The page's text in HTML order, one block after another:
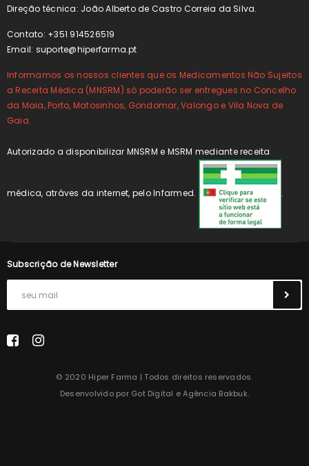
Direção técnica: João Alberto de Castro Correia da Silva.
Contato: +351 914526519
Email: suporte@hiperfarma.pt
Informamos os nossos clientes que os Medicamentos Não Sujeitos
a Receita Médica (MNSRM) só poderão ser entregues no Concelho
da Maia, Porto, Matosinhos, Gondomar, Valongo e Vila Nova de
Gaia.
Autorizado a disponibilizar MNSRM e MSRM mediante receita
médica, atráves da internet, pelo Infarmed. .
Subscrição de Newsletter
© 2020 Hiper Farma | Todos direitos reservados.
Desenvolvido por Got Digital eAgência Bakbuk.